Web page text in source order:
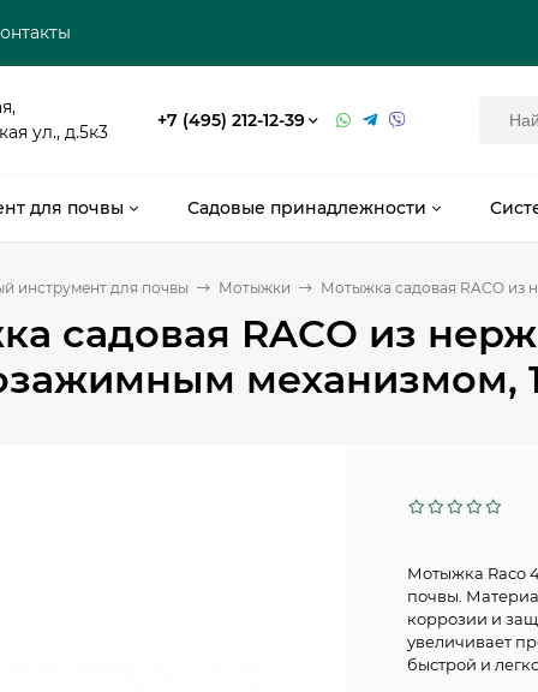
ул., д.5к3
+7 (495) 212-12-39
для почвы Садовые принадлежности
инструмент для почвы Мотыжки Мотыжка садовая RACO из
садовая RACO из
механизмом,
Мотыжка Raco
почвы.
коррозии и
увеличивает
быстрой и